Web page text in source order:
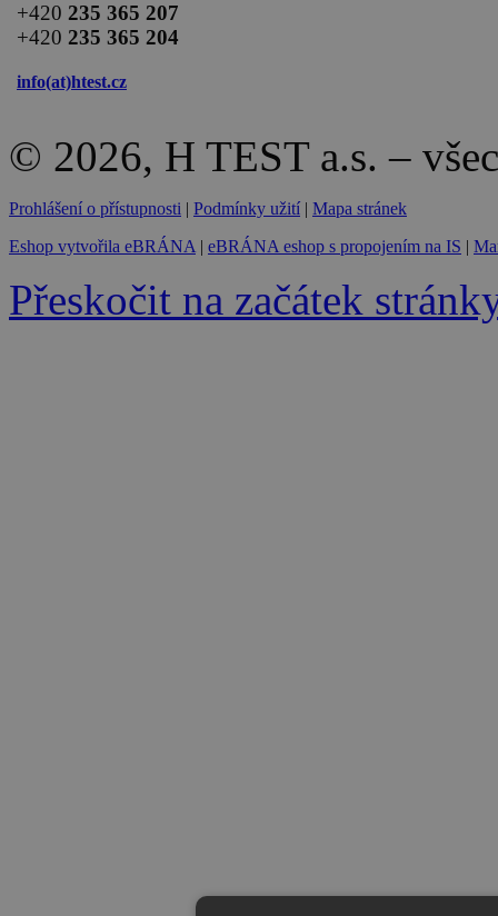
+420 235 365 207
+420 235 365 204
info(at)htest.cz
© 2026, H TEST a.s. –
Prohlášení o přístupnosti | Podmínky užití | Mapa stránek
Eshop vytvořila eBRÁNA | eBRÁNA eshop s propojením na IS |
Přeskočit na začátek